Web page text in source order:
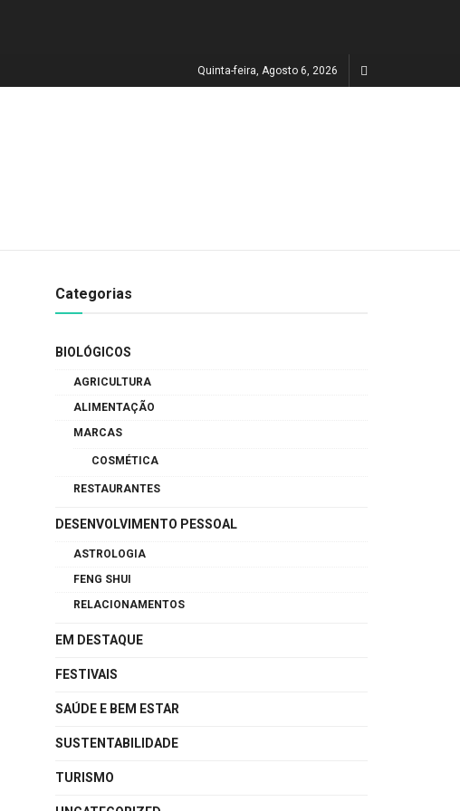
Quinta-feira, Agosto 6, 2026
Categorias
BIOLÓGICOS
AGRICULTURA
ALIMENTAÇÃO
MARCAS
COSMÉTICA
RESTAURANTES
DESENVOLVIMENTO PESSOAL
ASTROLOGIA
FENG SHUI
RELACIONAMENTOS
EM DESTAQUE
FESTIVAIS
SAÚDE E BEM ESTAR
SUSTENTABILIDADE
TURISMO